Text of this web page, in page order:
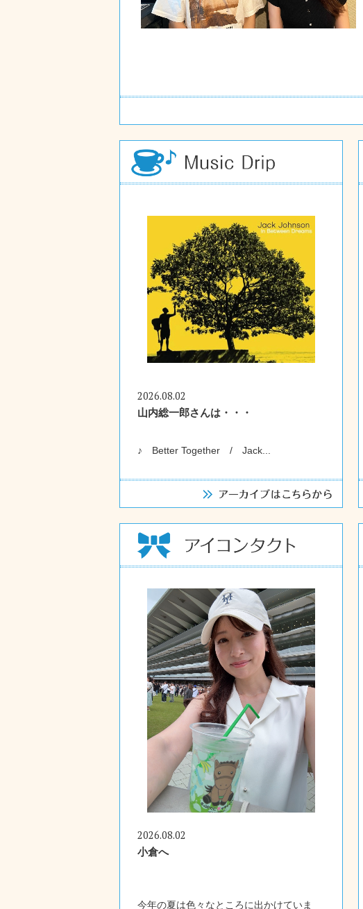
2026.08.02
山内総一郎さんは・・・
♪ Better Together / Jack...
2026.08.02
小倉へ
今年の夏は色々なところに出かけていま